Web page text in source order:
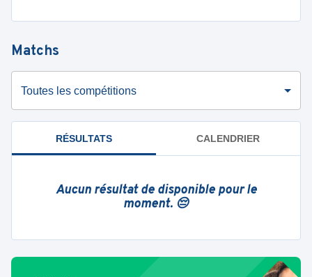
Matchs
Toutes les compétitions
RÉSULTATS CALENDRIER
Aucun résultat de disponible pour le
moment. 😔